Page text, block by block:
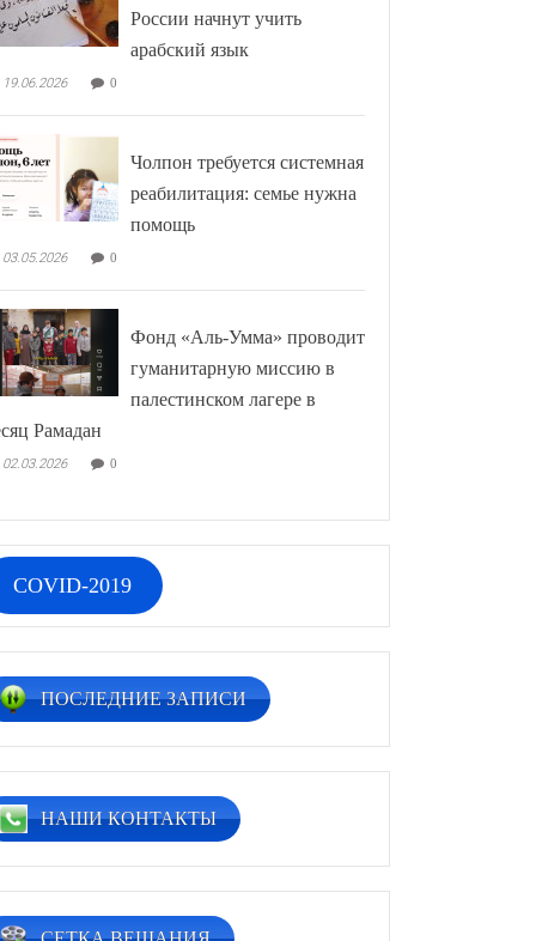
России начнут учить
арабский язык
19.06.2026 0
Чолпон требуется системная
реабилитация: семье нужна
помощь
03.05.2026 0
Фонд «Аль-Умма» проводит
гуманитарную миссию в
палестинском лагере в
Рамадан
02.03.2026 0
COVID-2019
ПОСЛЕДНИЕ ЗАПИСИ
НАШИ КОНТАКТЫ